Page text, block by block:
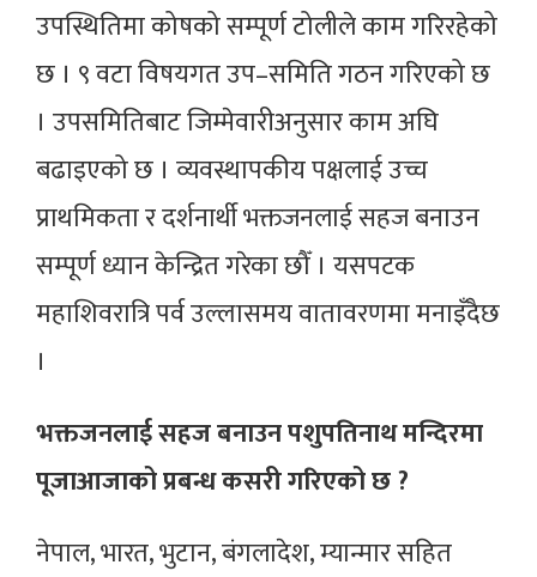
उपस्थितिमा कोषको सम्पूर्ण टोलीले काम गरिरहेको
छ । ९ वटा विषयगत उप–समिति गठन गरिएको छ
। उपसमितिबाट जिम्मेवारीअनुसार काम अघि
बढाइएको छ । व्यवस्थापकीय पक्षलाई उच्च
प्राथमिकता र दर्शनार्थी भक्तजनलाई सहज बनाउन
सम्पूर्ण ध्यान केन्द्रित गरेका छौँ । यसपटक
महाशिवरात्रि पर्व उल्लासमय वातावरणमा मनाइँदैछ
।
भक्तजनलाई सहज बनाउन पशुपतिनाथ मन्दिरमा
पूजाआजाको प्रबन्ध कसरी गरिएको छ ?
नेपाल, भारत, भुटान, बंगलादेश, म्यान्मार सहित